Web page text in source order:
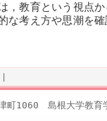
教育という視点
な考え方や思潮を
町1060 島根大学教育